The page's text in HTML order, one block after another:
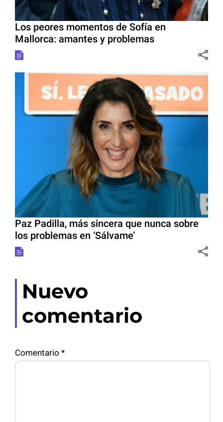
Los peores momentos de Sofía en
Mallorca: amantes y problemas
Paz Padilla, más sincera que nunca sobre
los problemas en ‘Sálvame’
Nuevo
comentario
Comentario *